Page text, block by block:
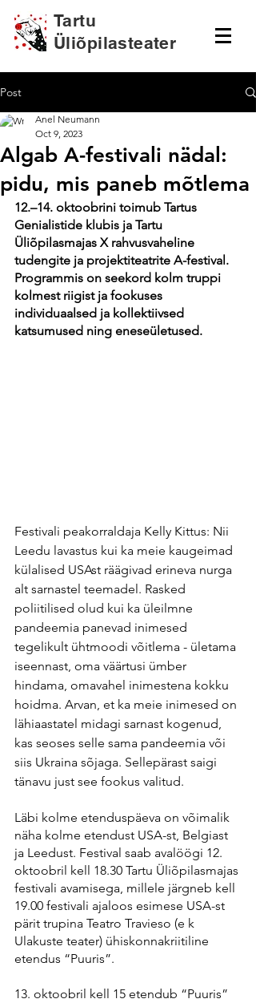
Tartu
Üliõpilasteater
Post
Algab A-festivali nädal:
pidu, mis paneb mõtlema
Anel Neumann
Oct 9, 2023
12.–14. oktoobrini toimub Tartus
Genialistide klubis ja Tartu
Üliõpilasmajas X rahvusvaheline
tudengite ja projektiteatrite A-festival.
Programmis on seekord kolm truppi
kolmest riigist ja fookuses
individuaalsed ja kollektiivsed
katsumused ning eneseületused.
Festivali peakorraldaja Kelly Kittus: Nii
Leedu lavastus kui ka meie kaugeimad
külalised USAst räägivad erineva nurga
alt sarnastel teemadel. Rasked
poliitilised olud kui ka üleilmne
pandeemia panevad inimesed
tegelikult ühtmoodi võitlema - ületama
iseennast, oma väärtusi ümber
hindama, omavahel inimestena kokku
hoidma. Arvan, et ka meie inimesed on
lähiaastatel midagi sarnast kogenud,
kas seoses selle sama pandeemia või
siis Ukraina sõjaga. Sellepärast saigi
tänavu just see fookus valitud.
Läbi kolme etenduspäeva on võimalik
näha kolme etendust USA-st, Belgiast
ja Leedust. Festival saab avalöögi 12.
oktoobril kell 18.30 Tartu Üliõpilasmajas
festivali avamisega, millele järgneb kell
19.00 festivali ajaloos esimese USA-st
pärit trupina Teatro Travieso (e k
Ulakuste teater) ühiskonnakriitiline
etendus “Puuris”.
13. oktoobril kell 15 etendub “Puuris”